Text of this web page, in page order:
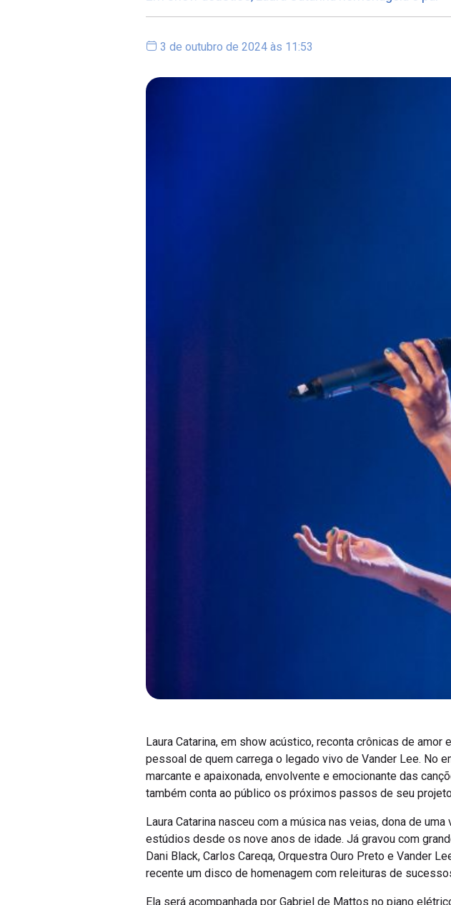
3 de outubro de 2024 às 11:53
Laura Catarina, em show acústico, reconta crônicas de
pessoal de quem carrega o legado vivo de Vander Lee. No
marcante e apaixonada, envolvente e emocionante das
também conta ao público os próximos passos de seu
Laura Catarina nasceu com a música nas veias, dona de
estúdios desde os nove anos de idade. Já gravou com
Dani Black, Carlos Careqa, Orquestra Ouro Preto e Vander
recente um disco de homenagem com releituras de
Ela será acompanhada por Gabriel de Mattos no piano